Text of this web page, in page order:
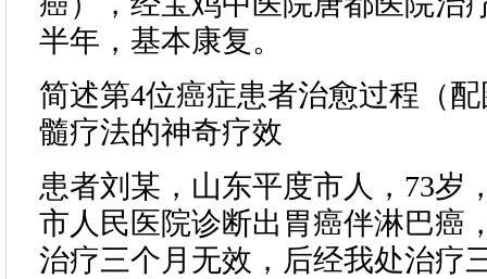
半年，基本康复。
简述第4位癌症患者治愈过程（
髓疗法的神奇疗效
患者刘某，山东平度市人，73岁
市人民医院诊断出胃癌伴淋巴癌
治疗三个月无效，后经我处治疗